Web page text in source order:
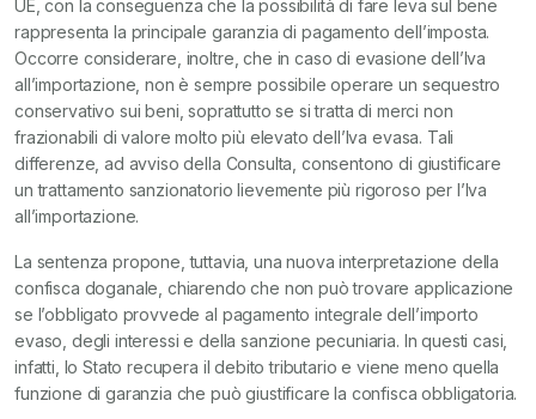
UE, con la conseguenza che la possibilità di fare leva sul bene
rappresenta la principale garanzia di pagamento dell’imposta.
Occorre considerare, inoltre, che in caso di evasione dell’Iva
all’importazione, non è sempre possibile operare un sequestro
conservativo sui beni, soprattutto se si tratta di merci non
frazionabili di valore molto più elevato dell’Iva evasa. Tali
differenze, ad avviso della Consulta, consentono di giustificare
un trattamento sanzionatorio lievemente più rigoroso per l’Iva
all’importazione.
La sentenza propone, tuttavia, una nuova interpretazione della
confisca doganale, chiarendo che non può trovare applicazione
se l’obbligato provvede al pagamento integrale dell’importo
evaso, degli interessi e della sanzione pecuniaria. In questi casi,
infatti, lo Stato recupera il debito tributario e viene meno quella
funzione di garanzia che può giustificare la confisca obbligatoria.